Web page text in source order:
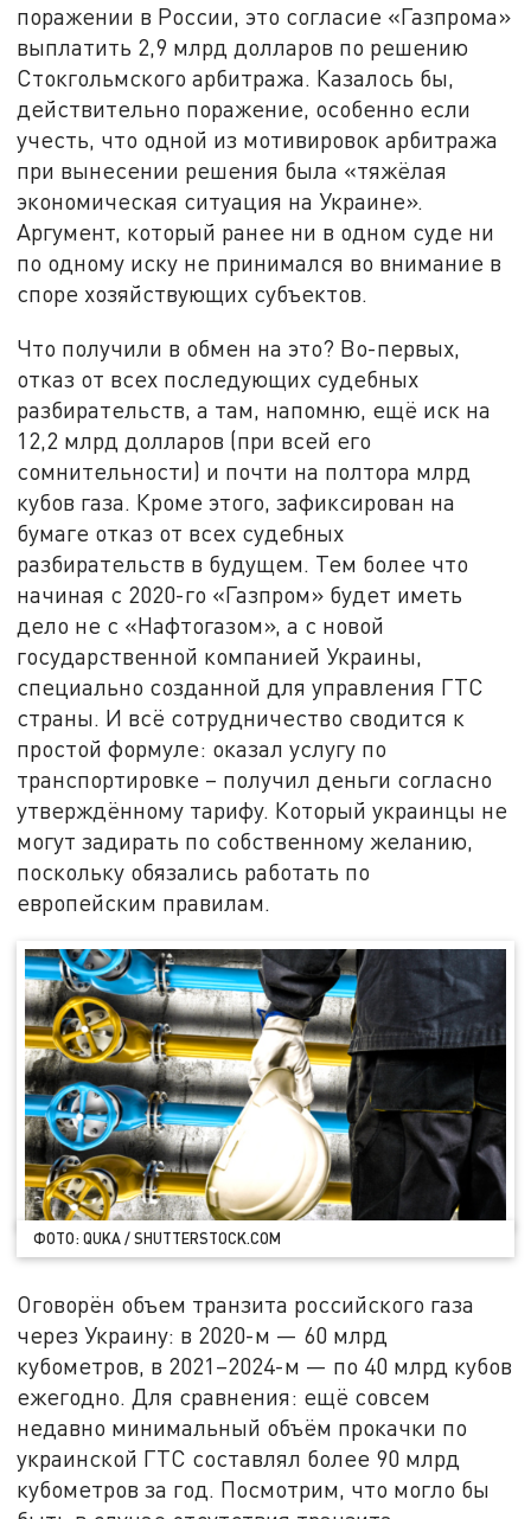
поражении в России, это согласие «Газпрома»
выплатить 2,9 млрд долларов по решению
Стокгольмского арбитража. Казалось бы,
действительно поражение, особенно если
учесть, что одной из мотивировок арбитража
при вынесении решения была «тяжёлая
экономическая ситуация на Украине».
Аргумент, который ранее ни в одном суде ни
по одному иску не принимался во внимание в
споре хозяйствующих субъектов.
Что получили в обмен на это? Во-первых,
отказ от всех последующих судебных
разбирательств, а там, напомню, ещё иск на
12,2 млрд долларов (при всей его
сомнительности) и почти на полтора млрд
кубов газа. Кроме этого, зафиксирован на
бумаге отказ от всех судебных
разбирательств в будущем. Тем более что
начиная с 2020-го «Газпром» будет иметь
дело не с «Нафтогазом», а с новой
государственной компанией Украины,
специально созданной для управления ГТС
страны. И всё сотрудничество сводится к
простой формуле: оказал услугу по
транспортировке – получил деньги согласно
утверждённому тарифу. Который украинцы не
могут задирать по собственному желанию,
поскольку обязались работать по
европейским правилам.
ФОТО: QUKA / SHUTTERSTOCK.COM
Оговорён объем транзита российского газа
через Украину: в 2020-м — 60 млрд
кубометров, в 2021–2024-м — по 40 млрд кубов
ежегодно. Для сравнения: ещё совсем
недавно минимальный объём прокачки по
украинской ГТС составлял более 90 млрд
кубометров за год. Посмотрим, что могло бы